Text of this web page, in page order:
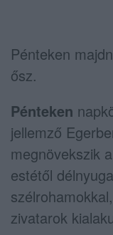
Pénteken
ősz.
Pénteken
jellemző
megnövekszik
estétől
zivatarok